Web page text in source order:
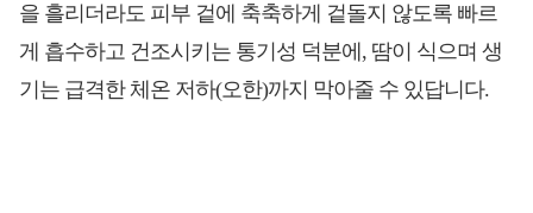
을 흘리더라도 피부 겉에 축축하게 겉돌지 않도록 빠르
게 흡수하고 건조시키는 통기성 덕분에, 땀이 식으며 생
기는 급격한 체온 저하(오한)까지 막아줄 수 있답니다.